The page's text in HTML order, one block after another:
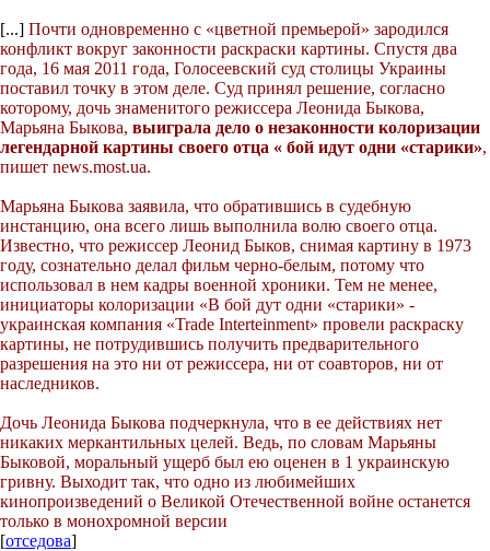
[...] Почти одновременно с «цветной премьерой» зародился
конфликт вокруг законности раскраски картины. Спустя два
года, 16 мая 2011 года, Голосеевский суд столицы Украины
поставил точку в этом деле. Суд принял решение, согласно
которому, дочь знаменитого режиссера Леонида Быкова,
Марьяна Быкова, выиграла дело о незаконности колоризации
легендарной картины своего отца « бой идут одни «старики»,
пишет news.most.ua.
Марьяна Быкова заявила, что обратившись в судебную
инстанцию, она всего лишь выполнила волю своего отца.
Известно, что режиссер Леонид Быков, снимая картину в 1973
году, сознательно делал фильм черно-белым, потому что
использовал в нем кадры военной хроники. Тем не менее,
инициаторы колоризации «В бой дут одни «старики» -
украинская компания «Trade Interteinment» провели раскраску
картины, не потрудившись получить предварительного
разрешения на это ни от режиссера, ни от соавторов, ни от
наследников.
Дочь Леонида Быкова подчеркнула, что в ее действиях нет
никаких меркантильных целей. Ведь, по словам Марьяны
Быковой, моральный ущерб был ею оценен в 1 украинскую
гривну. Выходит так, что одно из любимейших
кинопроизведений о Великой Отечественной войне останется
только в монохромной версии
[отседова]